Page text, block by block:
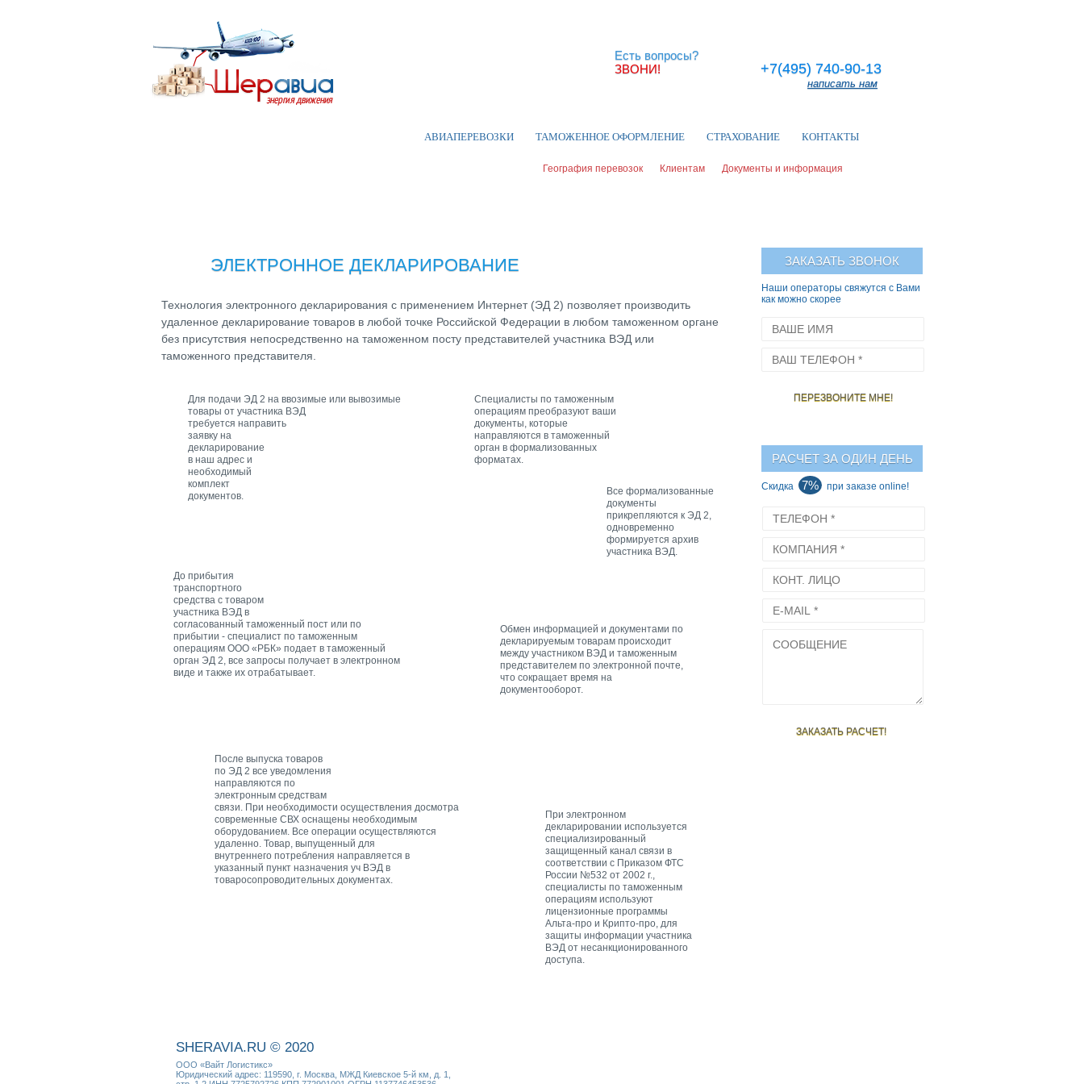
Есть вопросы?
ЗВОНИ!
+7(495) 740-90-13
написать нам
АВИАПЕРЕВОЗКИ ТАМОЖЕННОЕ ОФОРМЛЕНИЕ СТРАХОВАНИЕ КОНТАКТЫ
География перевозок Клиентам Документы и информация
ЭЛЕКТРОННОЕ ДЕКЛАРИРОВАНИЕ
Технология электронного декларирования с применением Интернет (ЭД 2) позволяет производить
удаленное декларирование товаров в любой точке Российской Федерации в любом таможенном органе
без присутствия непосредственно на таможенном посту представителей участника ВЭД или
таможенного представителя.
Для подачи ЭД 2 на ввозимые или вывозимые
товары от участника ВЭД
требуется направить
заявку на
декларирование
в наш адрес и
необходимый
комплект
документов.
Специалисты по таможенным
операциям преобразуют ваши
документы, которые
направляются в таможенный
орган в формализованных
форматах.
Все формализованные
документы
прикрепляются к ЭД 2,
одновременно
формируется архив
участника ВЭД.
Обмен информацией и документами по
декларируемым товарам происходит
между участником ВЭД и таможенным
представителем по электронной почте,
что сокращает время на
документооборот.
До прибытия
транспортного
средства с товаром
участника ВЭД в
согласованный таможенный пост или по
прибытии - специалист по таможенным
операциям ООО «РБК» подает в таможенный
орган ЭД 2, все запросы получает в электронном
виде и также их отрабатывает.
После выпуска товаров
по ЭД 2 все уведомления
направляются по
электронным средствам
связи. При необходимости осуществления досмотра
современные СВХ оснащены необходимым
оборудованием. Все операции осуществляются
удаленно. Товар, выпущенный для
внутреннего потребления направляется в
указанный пункт назначения уч ВЭД в
товаросопроводительных документах.
При электронном
декларировании используется
специализированный
защищенный канал связи в
соответствии с Приказом ФТС
России №532 от 2002 г.,
специалисты по таможенным
операциям используют
лицензионные программы
Альта-про и Крипто-про, для
защиты информации участника
ВЭД от несанкционированного
доступа.
ЗАКАЗАТЬ ЗВОНОК
Наши операторы свяжутся с Вами
как можно скорее
РАСЧЕТ ЗА ОДИН ДЕНЬ
Cкидка 7% при заказе online!
SHERAVIA.RU © 2020
ООО «Вайт Логистикс»
Юридический адрес: 119590, г. Москва, МЖД Киевское 5-й км, д. 1,